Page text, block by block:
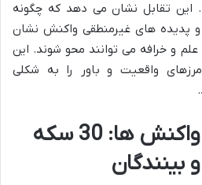
این تقابل نشان می دهد که چگونه
و پدیده های غیرمنطقی واکنش نشان
و خرافه می توانند محو شوند. این
واقعیت و باور را به شکلی
میزان استقبال و واکنش ها: 30 سکه
بینندگان